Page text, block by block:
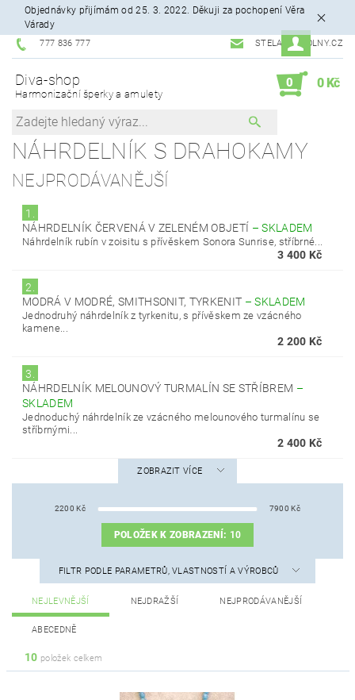
Objednávky přijímám od 25. 3. 2022. Děkuji za pochopení Věra
Várady
777 836 777 STELA99@VOLNY.CZ
Diva-shop
Harmonizační šperky a amulety
0 0 Kč
NÁHRDELNÍK S DRAHOKAMY
NEJPRODÁVANĚJŠÍ
1.
NÁHRDELNÍK ČERVENÁ V ZELENÉM OBJETÍ –SKLADEM
Náhrdelník rubín v zoisitu s přívěskem Sonora Sunrise, stříbrné...
3 400 Kč
2.
MODRÁ V MODRÉ, SMITHSONIT, TYRKENIT –SKLADEM
Jednodruhý náhrdelník z tyrkenitu, s přívěskem ze vzácného
kamene...
2 200 Kč
3.
NÁHRDELNÍK MELOUNOVÝ TURMALÍN SE STŘÍBREM –
SKLADEM
Jednoduchý náhrdelník ze vzácného melounového turmalínu se
stříbrnými...
2 400 Kč
ZOBRAZIT VÍCE
2200 Kč 7900 Kč
POLOŽEK K ZOBRAZENÍ: 10
FILTR PODLE PARAMETRŮ, VLASTNOSTÍ A VÝROBCŮ
NEJLEVNĚJŠÍ NEJDRAŽŠÍ NEJPRODÁVANĚJŠÍ
ABECEDNĚ
10 položek celkem